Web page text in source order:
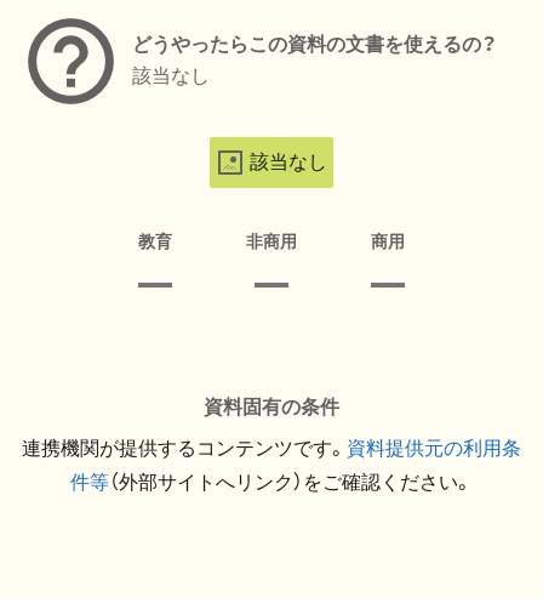
どうやったらこの資料の文書を使えるの？
該当なし
該当なし
教育 非商用 商用
資料固有の条件
連携機関が提供するコンテンツです。 資料提供元の利用条
件等（外部サイトへリンク）をご確認ください。